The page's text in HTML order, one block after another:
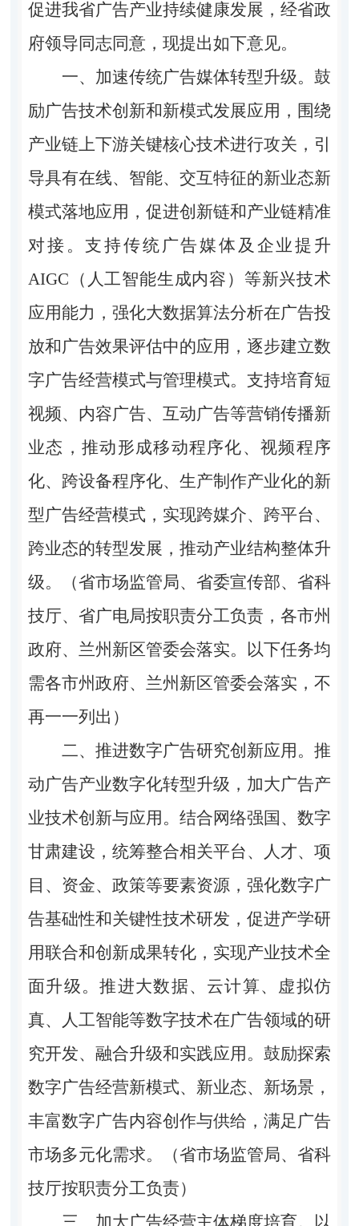
促进我省广告产业持续健康发展，经省政
府领导同志同意，现提出如下意见。
一、加速传统广告媒体转型升级。 鼓
励广告技术创新和新模式发展应用，围绕
产业链上下游关键核心技术进行攻关，引
导具有在线、智能、交互特征的新业态新
模式落地应用，促进创新链和产业链精准
对接。支持传统广告媒体及企业提升
AIGC（人工智能生成内容）等新兴技术
应用能力，强化大数据算法分析在广告投
放和广告效果评估中的应用，逐步建立数
字广告经营模式与管理模式。支持培育短
视频、内容广告、互动广告等营销传播新
业态，推动形成移动程序化、视频程序
化、跨设备程序化、生产制作产业化的新
型广告经营模式，实现跨媒介、跨平台、
跨业态的转型发展，推动产业结构整体升
级。（省市场监管局、省委宣传部、省科
技厅、省广电局按职责分工负责，各市州
政府、兰州新区管委会落实。以下任务均
需各市州政府、兰州新区管委会落实，不
再一一列出）
二、推进数字广告研究创新应用。推
动广告产业数字化转型升级，加大广告产
业技术创新与应用。结合网络强国、数字
甘肃建设，统筹整合相关平台、人才、项
目、资金、政策等要素资源，强化数字广
告基础性和关键性技术研发，促进产学研
用联合和创新成果转化，实现产业技术全
面升级。推进大数据、云计算、虚拟仿
真、人工智能等数字技术在广告领域的研
究开发、融合升级和实践应用。鼓励探索
数字广告经营新模式、新业态、新场景，
丰富数字广告内容创作与供给，满足广告
市场多元化需求。（省市场监管局、省科
技厅按职责分工负责）
三、加大广告经营主体梯度培育。
以